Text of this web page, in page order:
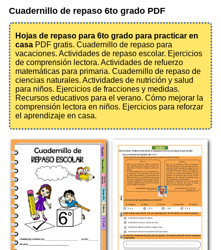
Cuadernillo de repaso 6to grado PDF
Hojas de repaso para 6to grado para practicar en
casa PDF gratis. Cuadernillo de repaso para
vacaciones. Actividades de repaso escolar. Ejercicios
de comprensión lectora. Actividades de refuerzo
matemáticas para primaria. Cuadernillo de repaso de
ciencias naturales. Actividades de nutrición y salud
para niños. Ejercicios de fracciones y medidas.
Recursos educativos para el verano. Cómo mejorar la
comprensión lectora en niños. Ejercicios para reforzar
el aprendizaje en casa.